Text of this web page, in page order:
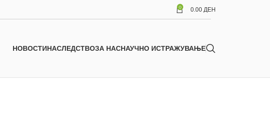
0 0.00 ДЕН
НОВОСТИНАСЛЕДСТВОЗА НАСНАУЧНО ИСТРАЖУВАЊЕ